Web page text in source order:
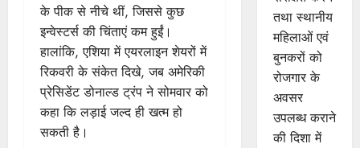
के पीक से नीचे थीं, जिससे कुछ
इन्वेस्टर्स की चिंताएं कम हुईं।
हालांकि, एशिया में एयरलाइन शेयरों में
रिकवरी के संकेत दिखे, जब अमेरिकी
प्रेसिडेंट डोनाल्ड ट्रंप ने सोमवार को
कहा कि लड़ाई जल्द ही खत्म हो
सकती है।
तथा स्थानीय
महिलाओं एवं
बुनकरों को
रोजगार के
अवसर
उपलब्ध कराने
की दिशा में